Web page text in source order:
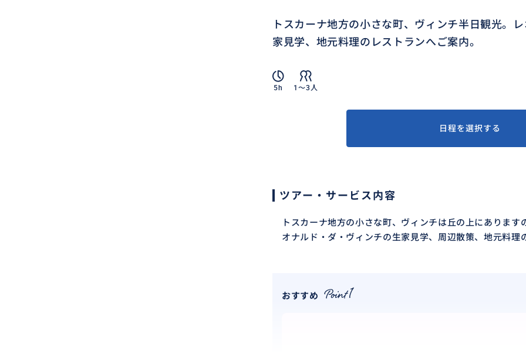
トスカーナ地方の小さな町、ヴィンチ半日観光。
家見学、地元料理のレストランへご案内。
5h 1〜3人
日程を選択する
ツアー・サービス内容
トスカーナ地方の小さな町、ヴィンチは丘の上にあります
オナルド・ダ・ヴィンチの生家見学、周辺散策、地元料理
おすすめ